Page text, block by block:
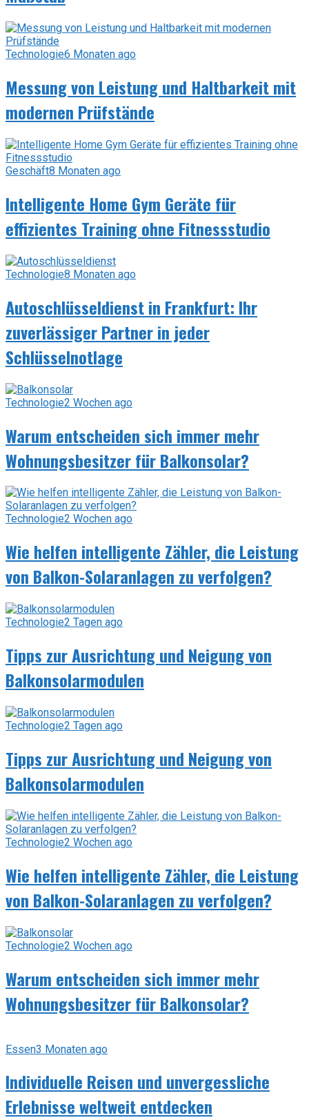
Technologie6 Monaten ago
Messung von Leistung und Haltbarkeit mit
modernen Prüfstände
Geschäft8 Monaten ago
Intelligente Home Gym Geräte für
effizientes Training ohne Fitnessstudio
Technologie8 Monaten ago
Autoschlüsseldienst in Frankfurt: Ihr
zuverlässiger Partner in jeder
Schlüsselnotlage
Technologie2 Wochen ago
Warum entscheiden sich immer mehr
Wohnungsbesitzer für Balkonsolar?
Technologie2 Wochen ago
Wie helfen intelligente Zähler, die Leistung
von Balkon-Solaranlagen zu verfolgen?
Technologie2 Tagen ago
Tipps zur Ausrichtung und Neigung von
Balkonsolarmodulen
Technologie2 Tagen ago
Tipps zur Ausrichtung und Neigung von
Balkonsolarmodulen
Technologie2 Wochen ago
Wie helfen intelligente Zähler, die Leistung
von Balkon-Solaranlagen zu verfolgen?
Technologie2 Wochen ago
Warum entscheiden sich immer mehr
Wohnungsbesitzer für Balkonsolar?
Essen3 Monaten ago
Individuelle Reisen und unvergessliche
Erlebnisse weltweit entdecken